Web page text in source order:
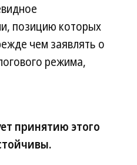
позицию которых
чем заявлять о
режима,
принятию этого